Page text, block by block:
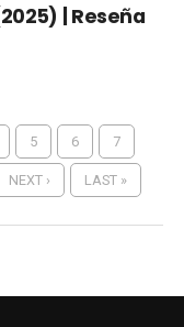
| Reseña
5 6 7
NEXT › LAST »